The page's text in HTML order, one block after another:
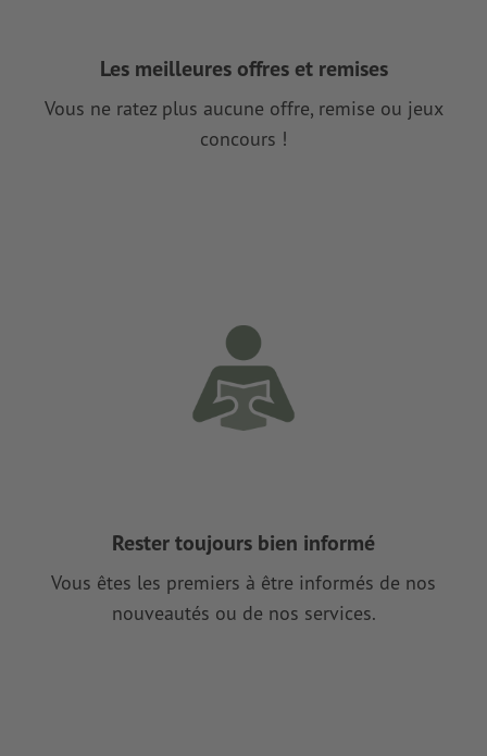
Les meilleures offres et remises
Vous ne ratez plus aucune offre, remise ou jeux
concours !
Rester toujours bien informé
Vous êtes les premiers à être informés de nos
nouveautés ou de nos services.